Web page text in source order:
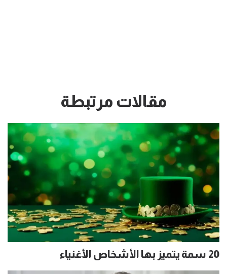
مقالات مرتبطة
20 سمة يتميز بها الأشخاص الأغنياء